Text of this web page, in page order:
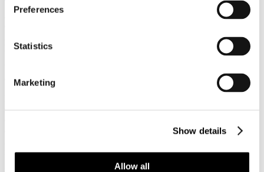
Preferences
Statistics
Marketing
Show details
Allow all
News 2026
destinazione
ospita, secondo quanto emerge dallo studio condotto da YouGov per
rappresentativi della popolazione maggiorenne italiana.